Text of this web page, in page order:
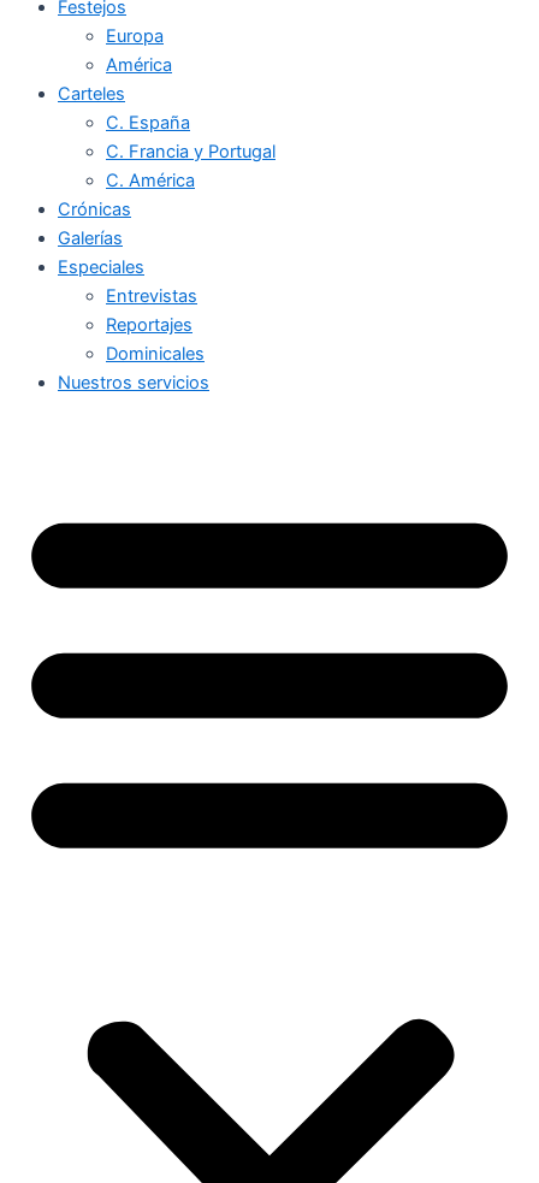
Festejos
Europa
América
Carteles
C. España
C. Francia y Portugal
C. América
Crónicas
Galerías
Especiales
Entrevistas
Reportajes
Dominicales
Nuestros servicios